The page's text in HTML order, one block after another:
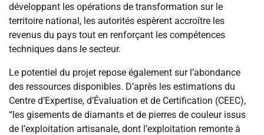
développant les opérations de transformation sur le
territoire national, les autorités espèrent accroître les
revenus du pays tout en renforçant les compétences
techniques dans le secteur.
Le potentiel du projet repose également sur l’abondance
des ressources disponibles. D’après les estimations du
Centre d’Expertise, d’Évaluation et de Certification (CEEC),
“les gisements de diamants et de pierres de couleur issus
de l’exploitation artisanale, dont l’exploitation remonte à